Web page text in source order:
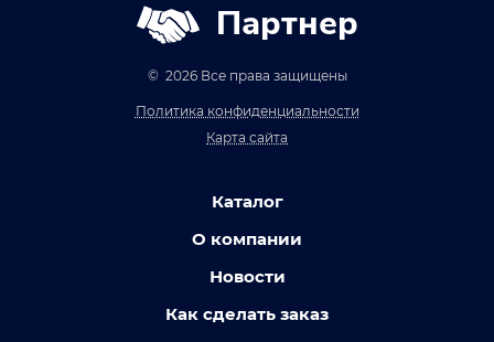
Партнер
© 2026 Все права защищены
Политика конфиденциальности
Карта сайта
Каталог
О компании
Новости
Как сделать заказ